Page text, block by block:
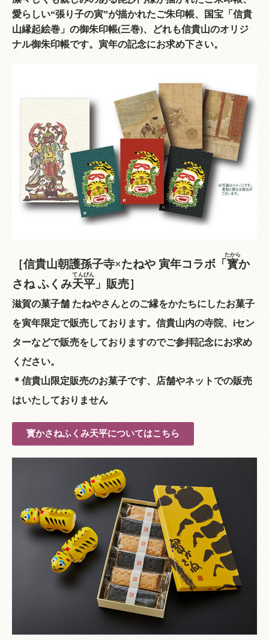
愛らしい“張り子の寅”が描かれたご朱印帳、国宝「信貴
山縁起絵巻」の御朱印帳(三巻)、どれも信貴山のオリジ
ナル御朱印帳です。寅年の記念にお求め下さい。
［信貴山朝護孫子寺×たねや 寅年コラボ「 寳
たから
か
さね ふくみ天平
てんびん
」販売］
滋賀の菓子舗 たねやさんとのご縁をかたちにしたお菓子
を寅年限定で販売しております。信貴山内の寺院、iセン
ターなどで販売をしておりますのでご参拝記念にお求め
ください。
＊信貴山限定販売のお菓子です、店舗やネットでの販売
はいたしておりません
寳かさねふくみ天平についてはこちら